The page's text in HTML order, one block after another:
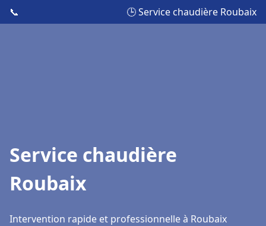
📞 🕒 Service chaudière Roubaix
Service chaudière
Roubaix
Intervention rapide et professionnelle à Roubaix